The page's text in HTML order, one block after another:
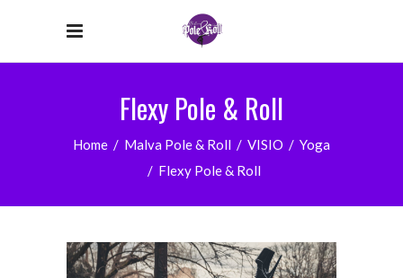
Flexy Pole & Roll
Home / Malva Pole & Roll / VISIO / Yoga
/ Flexy Pole & Roll